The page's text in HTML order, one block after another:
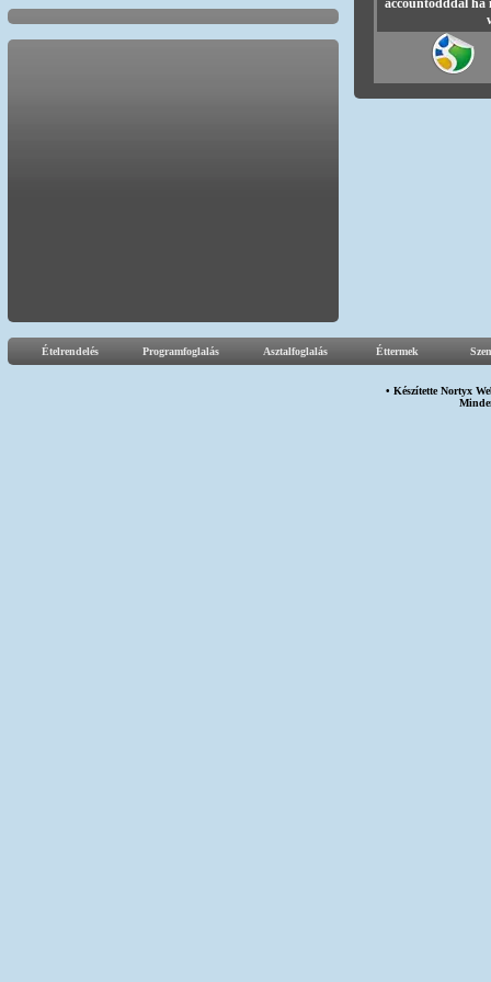
accountodddal ha
Ételrendelés Programfoglalás Asztalfoglalás Éttermek
• KészítetteNortyx